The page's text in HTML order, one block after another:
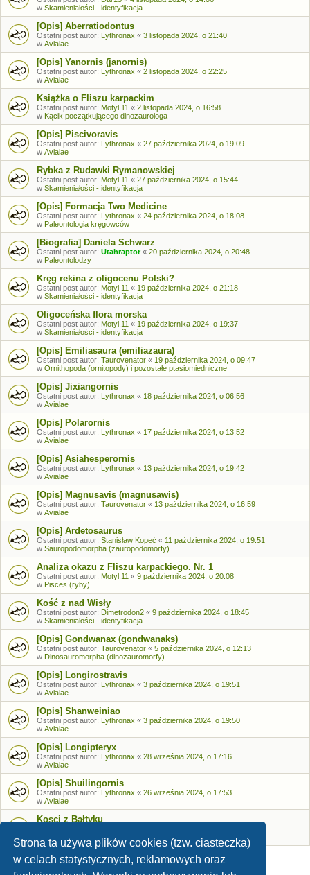
Strona ta używa plików cookies (tzw. ciasteczka)
w celach statystycznych, reklamowych oraz
w Skamieniałości - identyfikacja
[Opis] Aberratiodontus
Ostatni post autor: Lythronax « 3 listopada 2024, o 21:40
w Avialae
[Opis] Yanornis (janornis)
Ostatni post autor: Lythronax « 2 listopada 2024, o 22:25
w Avialae
Książka o Fliszu karpackim
Ostatni post autor: Motyl.11 « 2 listopada 2024, o 16:58
w Kącik początkującego dinozaurologa
[Opis] Piscivoravis
Ostatni post autor: Lythronax « 27 października 2024, o 19:09
w Avialae
Rybka z Rudawki Rymanowskiej
Ostatni post autor: Motyl.11 « 27 października 2024, o 15:44
w Skamieniałości - identyfikacja
[Opis] Formacja Two Medicine
Ostatni post autor: Lythronax « 24 października 2024, o 18:08
w Paleontologia kręgowców
[Biografia] Daniela Schwarz
Ostatni post autor: Utahraptor« 20 października 2024, o 20:48
w Paleontolodzy
Kręg rekina z oligocenu Polski?
Ostatni post autor: Motyl.11 « 19 października 2024, o 21:18
w Skamieniałości - identyfikacja
Oligoceńska flora morska
Ostatni post autor: Motyl.11 « 19 października 2024, o 19:37
w Skamieniałości - identyfikacja
[Opis] Emiliasaura (emiliazaura)
Ostatni post autor: Taurovenator « 19 października 2024, o 09:47
w Ornithopoda (ornitopody) i pozostałe ptasiomiedniczne
[Opis] Jixiangornis
Ostatni post autor: Lythronax « 18 października 2024, o 06:56
w Avialae
[Opis] Polarornis
Ostatni post autor: Lythronax « 17 października 2024, o 13:52
w Avialae
[Opis] Asiahesperornis
Ostatni post autor: Lythronax « 13 października 2024, o 19:42
w Avialae
[Opis] Magnusavis (magnusawis)
Ostatni post autor: Taurovenator « 13 października 2024, o 16:59
w Avialae
[Opis] Ardetosaurus
Ostatni post autor: Stanisław Kopeć « 11 października 2024, o 19:51
w Sauropodomorpha (zauropodomorfy)
Analiza okazu z Fliszu karpackiego. Nr. 1
Ostatni post autor: Motyl.11 « 9 października 2024, o 20:08
w Pisces (ryby)
Kość z nad Wisły
Ostatni post autor: Dimetrodon2 « 9 października 2024, o 18:45
w Skamieniałości - identyfikacja
[Opis] Gondwanax (gondwanaks)
Ostatni post autor: Taurovenator « 5 października 2024, o 12:13
w Dinosauromorpha (dinozauromorfy)
[Opis] Longirostravis
Ostatni post autor: Lythronax « 3 października 2024, o 19:51
w Avialae
[Opis] Shanweiniao
Ostatni post autor: Lythronax « 3 października 2024, o 19:50
w Avialae
[Opis] Longipteryx
Ostatni post autor: Lythronax « 28 września 2024, o 17:16
w Avialae
[Opis] Shuilingornis
Ostatni post autor: Lythronax « 26 września 2024, o 17:53
w Avialae
Kosci z Bałtyku
Skamieniałości - identyfikacja